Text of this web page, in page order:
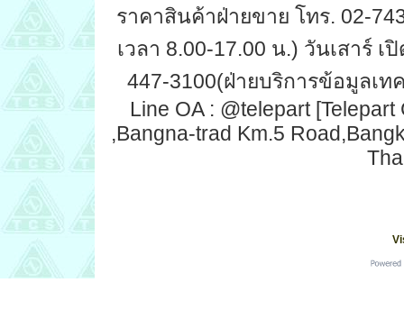
ราคาสินค้าฝ่ายขาย โทร. 02-
เวลา 8.00-17.00 น.) วันเสาร์
447-3100(ฝ่ายบริการข้อมูลเท
Line OA : @telepart
,Bangna-trad Km.5